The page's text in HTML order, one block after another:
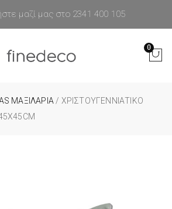
μαζί μας στο 2341 400 105
0
ΜΑΞΙΛΑΡΙΑ / ΧΡΙΣΤΟΥΓΕΝΝΙΆΤΙΚΟ